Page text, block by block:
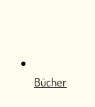
Bücher